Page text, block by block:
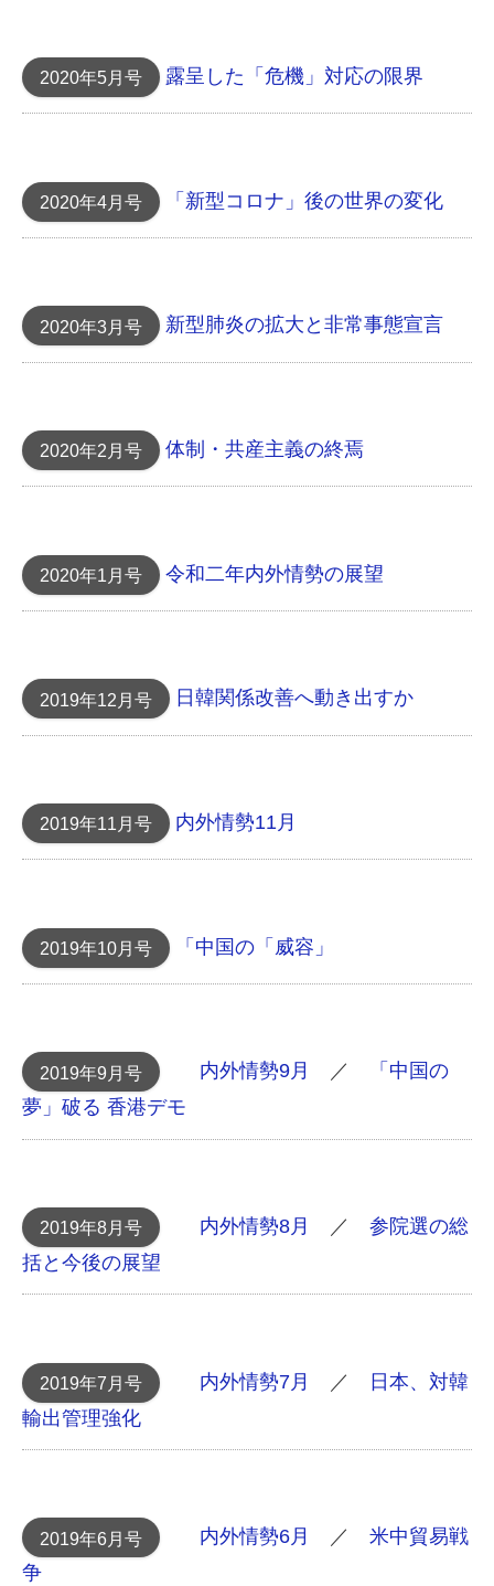
2020年5月号 露呈した「危機」対応 の限界
2020年4月号 「新型コロナ」後の世界の変化
2020年3月号 新型肺炎の拡大と非常事態宣言
2020年2月号 体制・共産主義の終焉
2020年1月号 令和二年内外情勢の展望
2019年12月号 日韓関係改善へ動き出すか
2019年11月号 内外情勢11月
2019年10月号 「中国の「威容」
2019年9月号 内外情勢9月 ／
「中国の
夢」破る 香港デモ
2019年8月号 内外情勢8月 ／ 参院選の総
括と今後の展望
2019年7月号 内外情勢7月 ／
日本、対韓
輸出管理強化
2019年6月号 内外情勢6月 ／ 米中貿易戦
争